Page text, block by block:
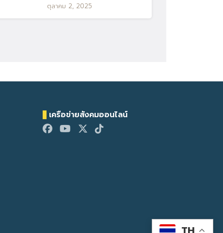
ตุลาคม 2, 2025
เครือข่ายสังคมออนไลน์